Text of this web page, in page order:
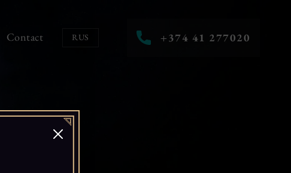
Contact RUS +374 41 277020